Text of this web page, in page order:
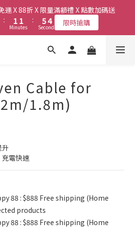
運 X 88折 X 限量滿額禮 X 點數加碼送
:
2
1
0
2
1
0
Minutes
:
6
5
4
5
4
3
1
Seconds 限時搶購
運 X 88折 X 限量滿額禮 X 點數加碼送
:
2
1
0
2
1
0
Minutes
:
6
5
4
5
4
3
1
Seconds 限時搶購
$50，會員最高享6%現金回饋！
運 X 88折 X 限量滿額禮 X 點數加碼送
9
8
7
6
1
0
9
8
7
6
1
0
Minutes
:
6
5
4
3
9
8
4
3
2
限時搶購
Cable for
1.8m)
升
充電快速
88 : $888 Free shipping (Home
products
88 : $888 Free shipping (Home